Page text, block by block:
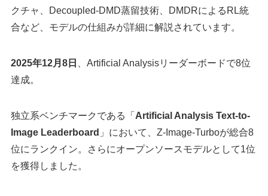
クチャ、Decoupled-DMD蒸留技術、DMDRによるRL統
合など、モデルの仕組みが詳細に解説されています。
2025年12月8日
、Artificial Analysisリーダーボードで8位
達成。
独立系ベンチマークである「 Artificial Analysis Text-to-
Image Leaderboard 」において、Z-Image-Turboが総合8
位にランクイン。さらにオープンソースモデルとして1位
を獲得しました。